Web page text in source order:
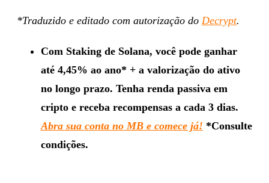
*Traduzido e editado com autorização do Decrypt.
Com Staking de Solana, você pode ganhar
até 4,45% ao ano* + a valorização do ativo
no longo prazo. Tenha renda passiva em
cripto e receba recompensas a cada 3 dias.
Abra sua conta no MB e comece já! *Consulte
condições.